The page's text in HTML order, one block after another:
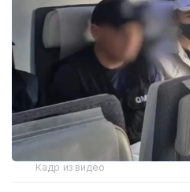
Кадр из видео